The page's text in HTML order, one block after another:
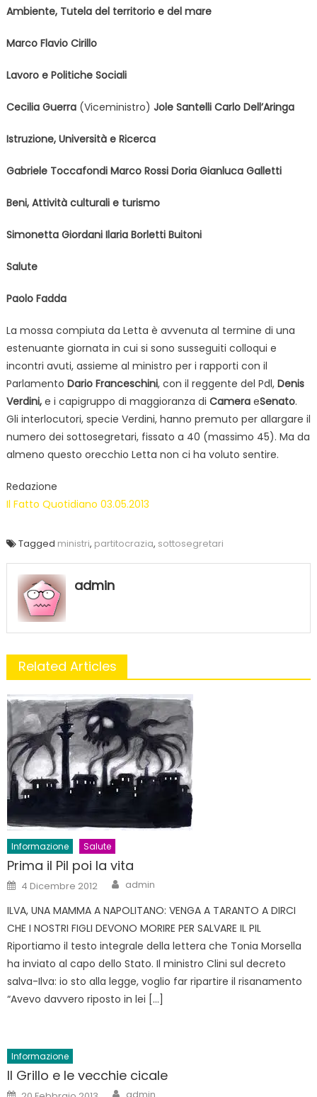
Ambiente, Tutela del territorio e del mare
Marco Flavio Cirillo
Lavoro e Politiche Sociali
Cecilia Guerra(Viceministro) Jole Santelli Carlo Dell’Aringa
Istruzione, Università e Ricerca
Gabriele Toccafondi Marco Rossi Doria Gianluca Galletti
Beni, Attività culturali e turismo
Simonetta Giordani Ilaria Borletti Buitoni
Salute
Paolo Fadda
La mossa compiuta da Letta è avvenuta al termine di una
estenuante giornata in cui si sono susseguiti colloqui e
incontri avuti, assieme al ministro per i rapporti con il
Parlamento Dario Franceschini, con il reggente del Pdl, Denis
Verdini,e i capigruppo di maggioranza di CameraeSenato.
Gli interlocutori, specie Verdini, hanno premuto per allargare il
numero dei sottosegretari, fissato a 40 (massimo 45). Ma da
almeno questo orecchio Letta non ci ha voluto sentire.
Redazione
Il Fatto Quotidiano 03.05.2013
Tagged ministri, partitocrazia, sottosegretari
admin
Related Articles
Informazione Salute
Prima il Pil poi la vita
Posted
on
4 Dicembre 2012 Author
admin
ILVA, UNA MAMMA A NAPOLITANO: VENGA A TARANTO A DIRCI
CHE I NOSTRI FIGLI DEVONO MORIRE PER SALVARE IL PIL
Riportiamo il testo integrale della lettera che Tonia Morsella
ha inviato al capo dello Stato. Il ministro Clini sul decreto
salva-Ilva: io sto alla legge, voglio far ripartire il risanamento
“Avevo davvero riposto in lei […]
Informazione
Il Grillo e le vecchie cicale
Posted Author